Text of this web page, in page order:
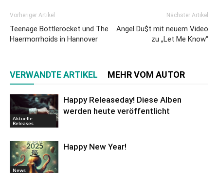
Vorheriger Artikel
Teenage Bottlerocket und The
Haermorrhoids in Hannover
Nächster Artikel
Angel Du$t mit neuem Video
zu „Let Me Know“
VERWANDTE ARTIKEL MEHR VOM AUTOR
Aktuelle
Releases
Happy Releaseday! Diese Alben
werden heute veröffentlicht
News
Happy New Year!